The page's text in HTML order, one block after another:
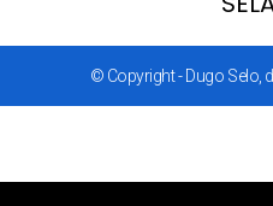
© Copyright - Dugo Selo,